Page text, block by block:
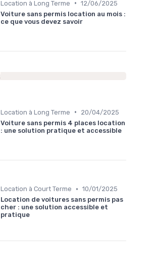
Location à Long Terme • 12/06/2025
Voiture sans permis location au mois :
ce que vous devez savoir
Location à Long Terme •
20/04/2025
Voiture sans permis 4 places location
: une solution pratique et accessible
Location à Court Terme • 10/01/2025
Location de voitures sans permis pas
cher : une solution accessible et
pratique